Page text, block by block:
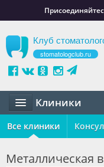
Клуб
stomatologclub.ru
Клиники
Статьи
Все клиники
Металлическая